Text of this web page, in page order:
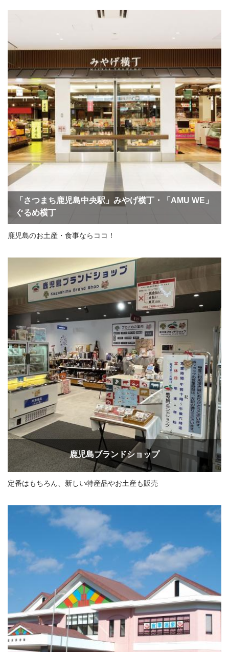
「さつまち鹿児島中央駅」みやげ横丁・「AMU WE」
ぐるめ横丁
鹿児島のお土産・食事ならココ！
鹿児島ブランドショップ
定番はもちろん、新しい特産品やお土産も販売